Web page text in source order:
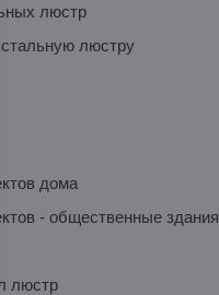
люстр
люстру
дома
- общественные здания
люстр